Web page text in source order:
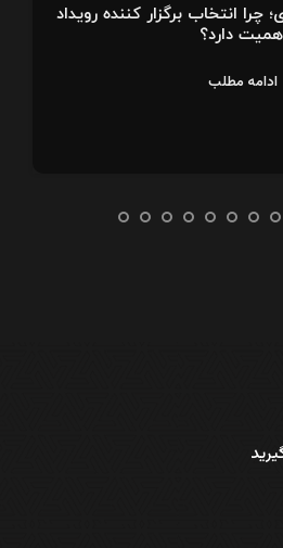
چرا انتخاب برگزار کننده رویداد
دارد؟
ادامه مطلب